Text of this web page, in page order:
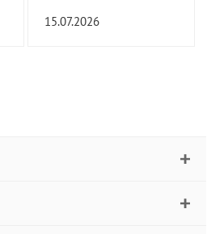
прекратить!
15.07.2026